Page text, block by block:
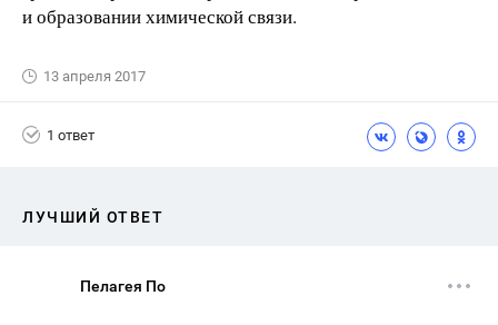
и образовании химической связи.
13 апреля 2017
1 ответ
ЛУЧШИЙ ОТВЕТ
Пелагея По